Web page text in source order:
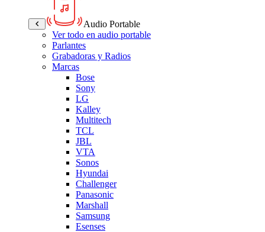
Audio Portable
Ver todo en audio portable
Parlantes
Grabadoras y Radios
Marcas
Bose
Sony
LG
Kalley
Multitech
TCL
JBL
VTA
Sonos
Hyundai
Challenger
Panasonic
Marshall
Samsung
Esenses